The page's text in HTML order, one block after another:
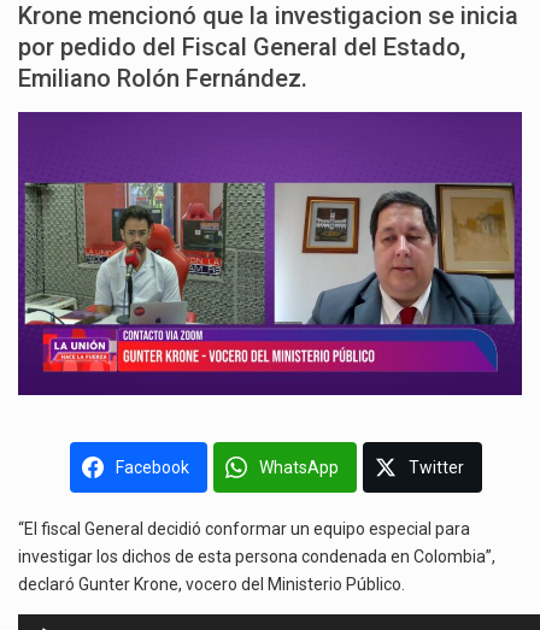
Krone mencionó que la investigacion se inicia
por pedido del Fiscal General del Estado,
Emiliano Rolón Fernández.
Facebook WhatsApp Twitter
“El fiscal General decidió conformar un equipo especial para
investigar los dichos de esta persona condenada en Colombia”,
declaró Gunter Krone, vocero del Ministerio Público.
Reproductor